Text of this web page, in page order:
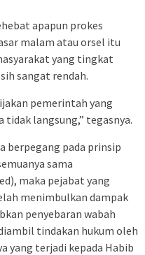
apapun prokes
malam atau orsel itu
yang tingkat
sangat rendah.
pemerintah yang
tidak langsung,” tegasnya.
berpegang pada prinsip
sama
maka pejabat yang
menimbulkan dampak
penyebaran wabah
tindakan hukum oleh
yang terjadi kepada Habib